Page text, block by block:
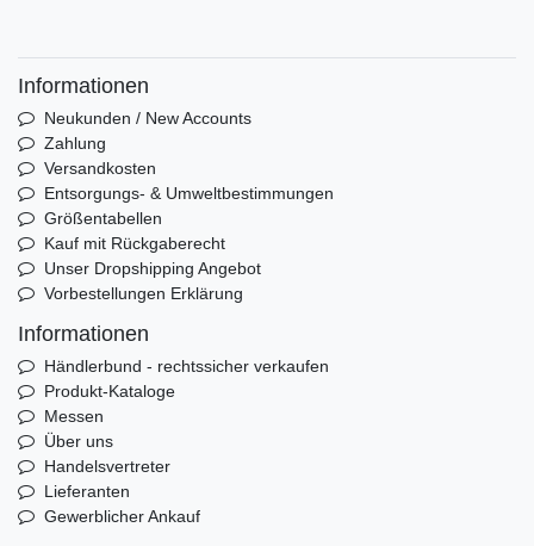
Informationen
Neukunden / New Accounts
Zahlung
Versandkosten
Entsorgungs- & Umweltbestimmungen
Größentabellen
Kauf mit Rückgaberecht
Unser Dropshipping Angebot
Vorbestellungen Erklärung
Informationen
Händlerbund - rechtssicher verkaufen
Produkt-Kataloge
Messen
Über uns
Handelsvertreter
Lieferanten
Gewerblicher Ankauf